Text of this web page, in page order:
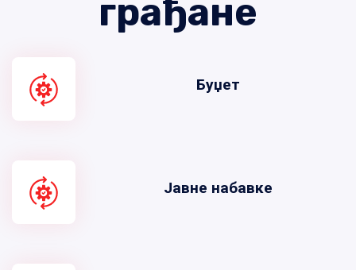
грађане
Буџет
Јавне набавке